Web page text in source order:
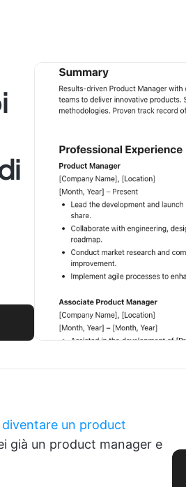
diventare un product
già un product manager e